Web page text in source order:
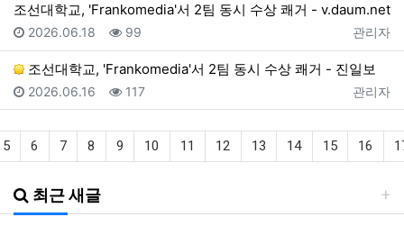
조선대학교, 'Frankomedia'서 2팀 동시 수상 쾌거 - v.daum.net
등록자
관리자
등록일
2026.06.18 조회
99
조선대학교, 'Frankomedia'서 2팀 동시 수상 쾌거 - 진일보
등록자
관리자
등록일
2026.06.16 조회
117
5 6 7 8 9 10 11 12 13 14 15 16
최근 새글